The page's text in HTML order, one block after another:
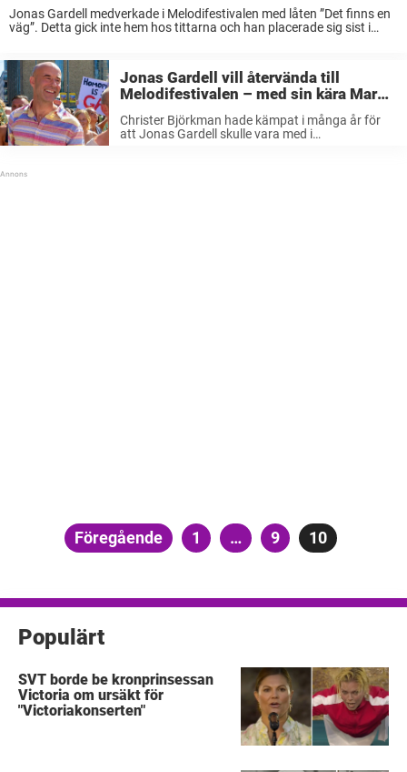
Jonas Gardell medverkade i Melodifestivalen med låten ”Det finns en
väg”. Detta gick inte hem hos tittarna och han placerade sig sist i
Jonas Gardell vill återvända till
Melodifestivalen – med sin kära Mark
Christer Björkman hade kämpat i många år för
att Jonas Gardell skulle vara med i
Sidnumrering
Föregående Sida
1 … Sida
9 Sida
10
Populärt
SVT borde be kronprinsessan
Victoria om ursäkt för
"Victoriakonserten"